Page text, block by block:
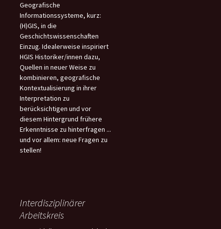
Geografische
Informationssysteme, kurz:
(H)GIS, in die
Geschichtswissenschaften
Einzug. Idealerweise inspiriert
HGIS Historiker/innen dazu,
Quellen in neuer Weise zu
kombinieren, geografische
Kontextualisierung in ihrer
Interpretation zu
berücksichtigen und vor
diesem Hintergrund frühere
Erkenntnisse zu hinterfragen ...
und vor allem: neue Fragen zu
stellen!
Interdisziplinärer
Arbeitskreis